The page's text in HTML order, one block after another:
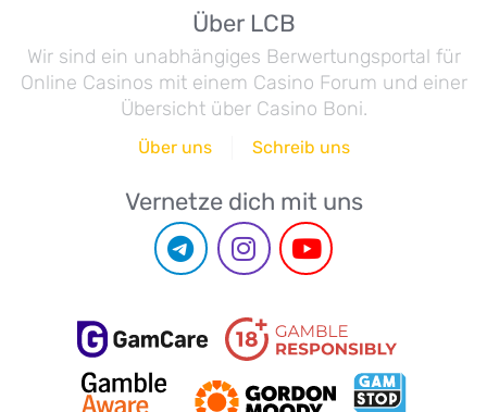
Über LCB
Wir sind ein unabhängiges Berwertungsportal für
Online Casinos mit einem Casino Forum und einer
Übersicht über Casino Boni.
Über uns Schreib uns
Vernetze dich mit uns